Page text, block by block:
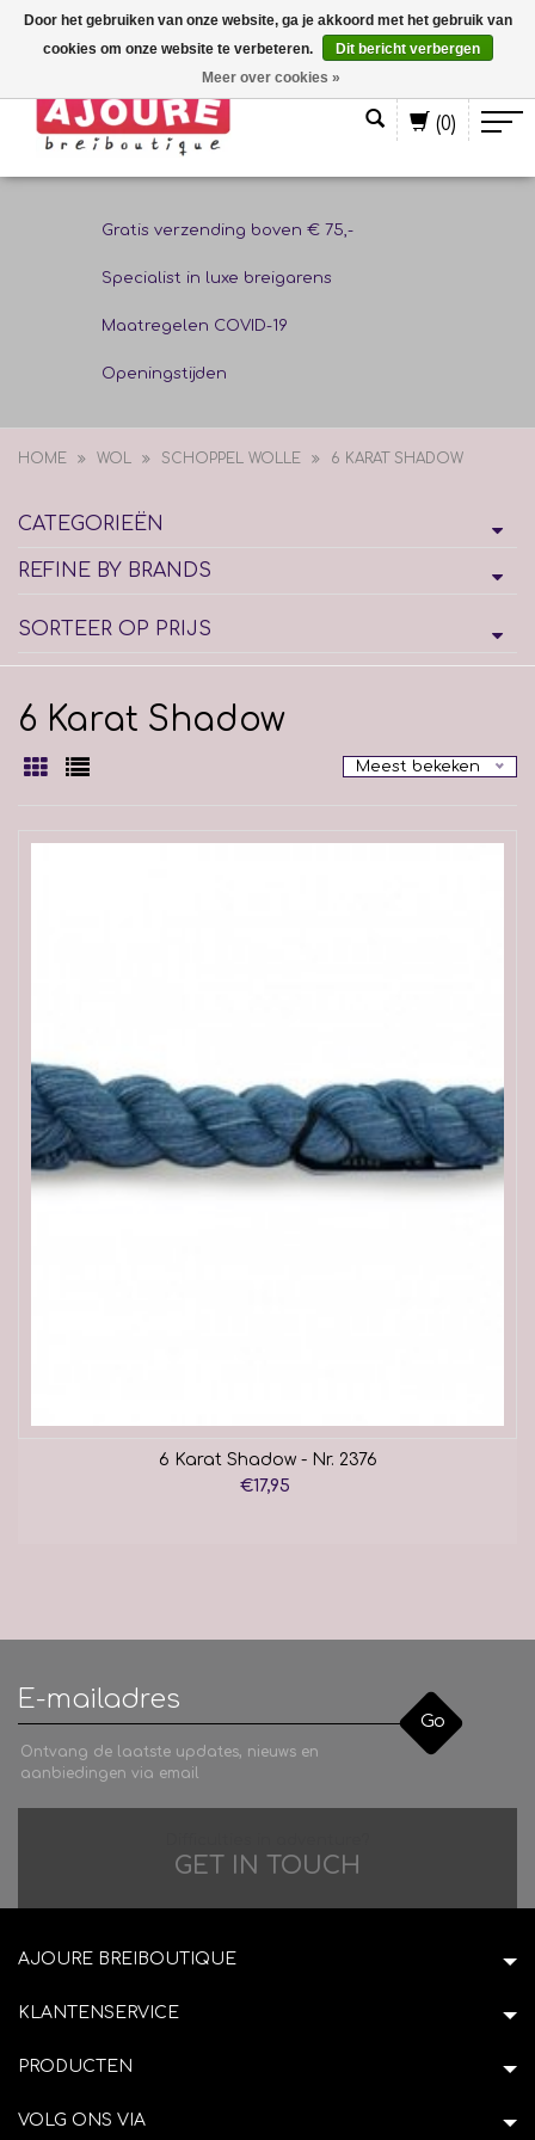
(0)
Gratis verzending boven € 75,-
Specialist in luxe breigarens
Maatregelen COVID-19
Openingstijden
HOME WOL SCHOPPEL WOLLE 6 KARAT SHADOW
CATEGORIEËN
REFINE BY BRANDS
SORTEER OP PRIJS
6 Karat Shadow
Meest bekeken
6 Karat Shadow - Nr. 2376
€17,95
Go
Ontvang de laatste updates, nieuws en
aanbiedingen via email
GET IN TOUCH
AJOURE BREIBOUTIQUE
KLANTENSERVICE
PRODUCTEN
VOLG ONS VIA
Door het gebruiken van onze website, ga je akkoord met het gebruik van
cookies om onze website te verbeteren.
Dit bericht verbergen
Meer over cookies »